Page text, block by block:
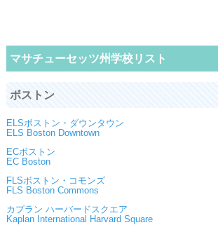
マサチューセッツ州学校リスト
ボストン
ELSボストン・ダウンタウン
ELS Boston Downtown
ECボストン
EC Boston
FLSボストン・コモンズ
FLS Boston Commons
カプラン ハーバードスクエア
Kaplan International Harvard Square